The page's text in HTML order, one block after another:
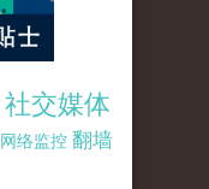
社交媒体
网络监控 翻墙